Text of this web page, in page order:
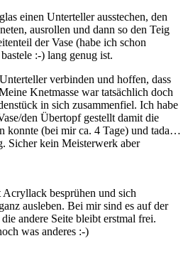
einen Unterteller ausstechen, den
ausrollen und dann so den Teig
der Vase (habe ich schon
:-) lang genug ist.
verbinden und hoffen, dass
Knetmasse war tatsächlich doch
in sich zusammenfiel. Ich habe
den Übertopf gestellt damit die
konnte (bei mir ca. 4 Tage) und tada…
Sicher kein Meisterwerk aber
besprühen und sich
ausleben. Bei mir sind es auf der
andere Seite bleibt erstmal frei.
was anderes :-)